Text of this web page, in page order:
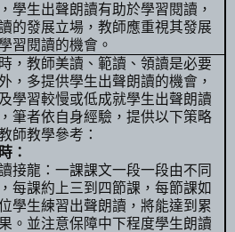
學生出聲朗讀有助於學習閱讀，
的發展立場，教師應重視其發展
習閱讀的機會。
，教師美讀、範讀、領讀是必要
，多提供學生出聲朗讀的機會，
學習較慢或低成就學生出聲朗讀
筆者依自身經驗，提供以下策略
師教學參考：
：
接龍：一課課文一段一段由不同
每課約上三到四節課，每節課如
學生練習出聲朗讀，將能達到累
。並注意保障中下程度學生朗讀